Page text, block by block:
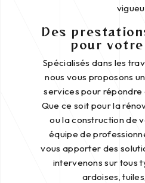
Des
pour
Spécialisés dans les
nous vous proposons
services pour répondre
Que ce soit pour la
ou la construction de
équipe de
vous apporter des
intervenons sur tous
ardoises,